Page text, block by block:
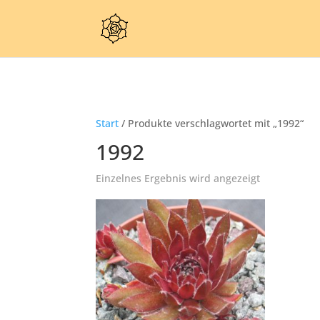
Start / Produkte verschlagwortet mit „1992“
1992
Einzelnes Ergebnis wird angezeigt